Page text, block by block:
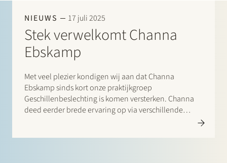
NIEUWS 17 juli 2025
Stek verwelkomt Channa
Ebskamp
Met veel plezier kondigen wij aan dat Channa
Ebskamp sinds kort onze praktijkgroep
Geschillenbeslechting is komen versterken. Channa
deed eerder brede ervaring op via verschillende
Werken bij Stek
Partner